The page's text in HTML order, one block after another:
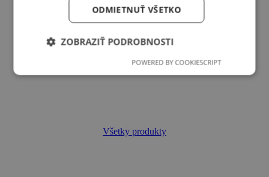
Všetky produkty
ODMIETNUŤ VŠETKO
ZOBRAZIŤ PODROBNOSTI
POWERED BY COOKIESCRIPT